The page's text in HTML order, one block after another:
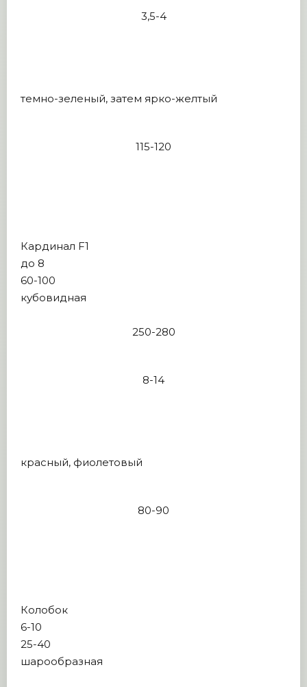
3,5-4
темно-зеленый, затем ярко-желтый
115-120
Кардинал F1
до 8
60-100
кубовидная
250-280
8-14
красный, фиолетовый
80-90
Колобок
6-10
25-40
шарообразная